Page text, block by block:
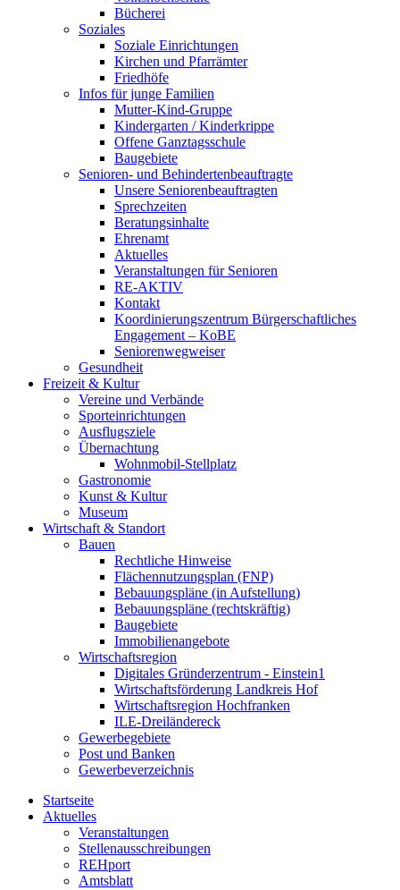
Bücherei
Soziales
Soziale Einrichtungen
Kirchen und Pfarrämter
Friedhöfe
Infos für junge Familien
Mutter-Kind-Gruppe
Kindergarten / Kinderkrippe
Offene Ganztagsschule
Baugebiete
Senioren- und Behindertenbeauftragte
Unsere Seniorenbeauftragten
Sprechzeiten
Beratungsinhalte
Ehrenamt
Aktuelles
Veranstaltungen für Senioren
RE-AKTIV
Kontakt
Koordinierungszentrum Bürgerschaftliches
Engagement – KoBE
Seniorenwegweiser
Gesundheit
Freizeit & Kultur
Vereine und Verbände
Sporteinrichtungen
Ausflugsziele
Übernachtung
Wohnmobil-Stellplatz
Gastronomie
Kunst & Kultur
Museum
Wirtschaft & Standort
Bauen
Rechtliche Hinweise
Flächennutzungsplan (FNP)
Bebauungspläne (in Aufstellung)
Bebauungspläne (rechtskräftig)
Baugebiete
Immobilienangebote
Wirtschaftsregion
Digitales Gründerzentrum - Einstein1
Wirtschaftsförderung Landkreis Hof
Wirtschaftsregion Hochfranken
ILE-Dreiländereck
Gewerbegebiete
Post und Banken
Gewerbeverzeichnis
Startseite
Aktuelles
Veranstaltungen
Stellenausschreibungen
REHport
Amtsblatt